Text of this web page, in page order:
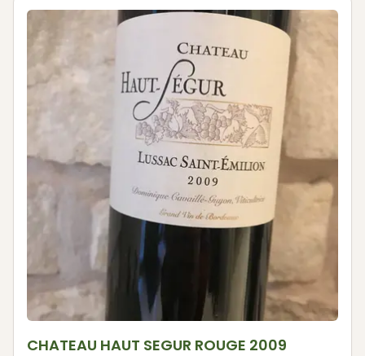
CHATEAU HAUT SEGUR ROUGE 2009